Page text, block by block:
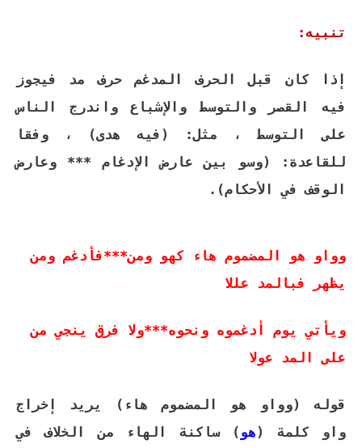
تنبيه:
إذا كان قبل الحرف المدغم حرف مد فيجوز
فيه القصر والتوسط والإشباع واندرج الناس
على التوسط ، مثل: (فيه هدى) ، وفقا
للقاعدة: (وسو بين عارض الإدغام *** وعارض
الوقف في الأحكام).
وواو هو المضموم هاء كهو ومن***فأدغم ومن
يظهر فبالمد عللا
ويأتي يوم أدغموه ونحوه***ولا فرق ينجي من
على المد عولا
قوله (وواو هو المضموم هاء) يريد إخراج
واو كلمة (هو ) ساكنة الهاء من الخلاف في